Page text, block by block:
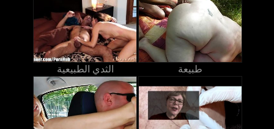
الثدي الطبيعية طبيعة